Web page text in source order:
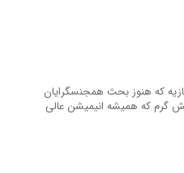
که هنوز بحث همجنسگرایان
گرم که همیشه انیمیشن عالی